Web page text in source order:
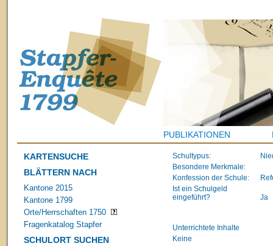
PUBLIKATIONEN
KARTENSUCHE
BLÄTTERN NACH
Kantone 2015
Kantone 1799
Orte/Herrschaften 1750
Fragenkatalog Stapfer
SCHULORT SUCHEN
Schultypus:
Besondere Merkmale:
Konfession der Schule:
Ist ein Schulgeld
eingeführt?
Ja
Unterrichtete Inhalte
Keine